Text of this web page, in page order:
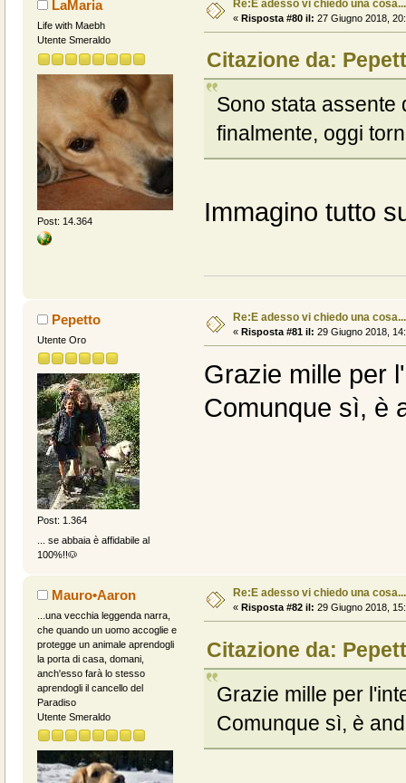
LaMaria
Life with Maebh
Utente Smeraldo
Post: 14.364
Re:E adesso vi chiedo una
« Risposta #80 il: 27 Giugno 2018,
Citazione da:
Sono stata assente
finalmente, oggi
Immagino tutto
Pepetto
Utente Oro
Post: 1.364
... se abbaia è affidabile al
100%!!🐶
Re:E adesso vi chiedo una
« Risposta #81 il: 29 Giugno 2018,
Grazie mille per
Comunque sì, è
Mauro•Aaron
...una vecchia leggenda narra,
che quando un uomo accoglie e
protegge un animale aprendogli
la porta di casa, domani,
anch'esso farà lo stesso
aprendogli il cancello del
Paradiso
Utente Smeraldo
Re:E adesso vi chiedo una
« Risposta #82 il: 29 Giugno 2018,
Citazione da:
Grazie mille per
Comunque sì, è